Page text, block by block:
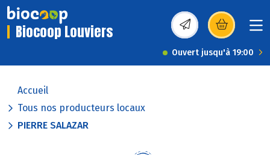
Biocoop Louviers (s’ouvre dans une
Ouvert jusqu'à 19:00
Accueil
Tous nos producteurs locaux
PIERRE SALAZAR